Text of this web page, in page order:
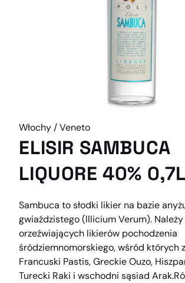
Włochy / Veneto
ELISIR SAMBUCA
LIQUORE 40% 0,7L
Sambuca to słodki likier na bazie
gwiaździstego (lllicium Verum).
orzeźwiających likierów pochodzenia
śródziemnomorskiego, wśród których
Francuski Pastis, Greckie Ouzo,
Turecki Raki i wschodni sąsiad